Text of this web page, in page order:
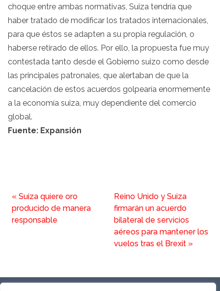
choque entre ambas normativas, Suiza tendría que
haber tratado de modificar los tratados internacionales,
para que éstos se adapten a su propia regulación, o
haberse retirado de ellos. Por ello, la propuesta fue muy
contestada tanto desde el Gobierno suizo como desde
las principales patronales, que alertaban de que la
cancelación de estos acuerdos golpearía enormemente
a la economía suiza, muy dependiente del comercio
global.
Fuente: Expansión
« Suiza quiere oro
producido de manera
responsable
Reino Unido y Suiza
firmarán un acuerdo
bilateral de servicios
aéreos para mantener los
vuelos tras el Brexit »